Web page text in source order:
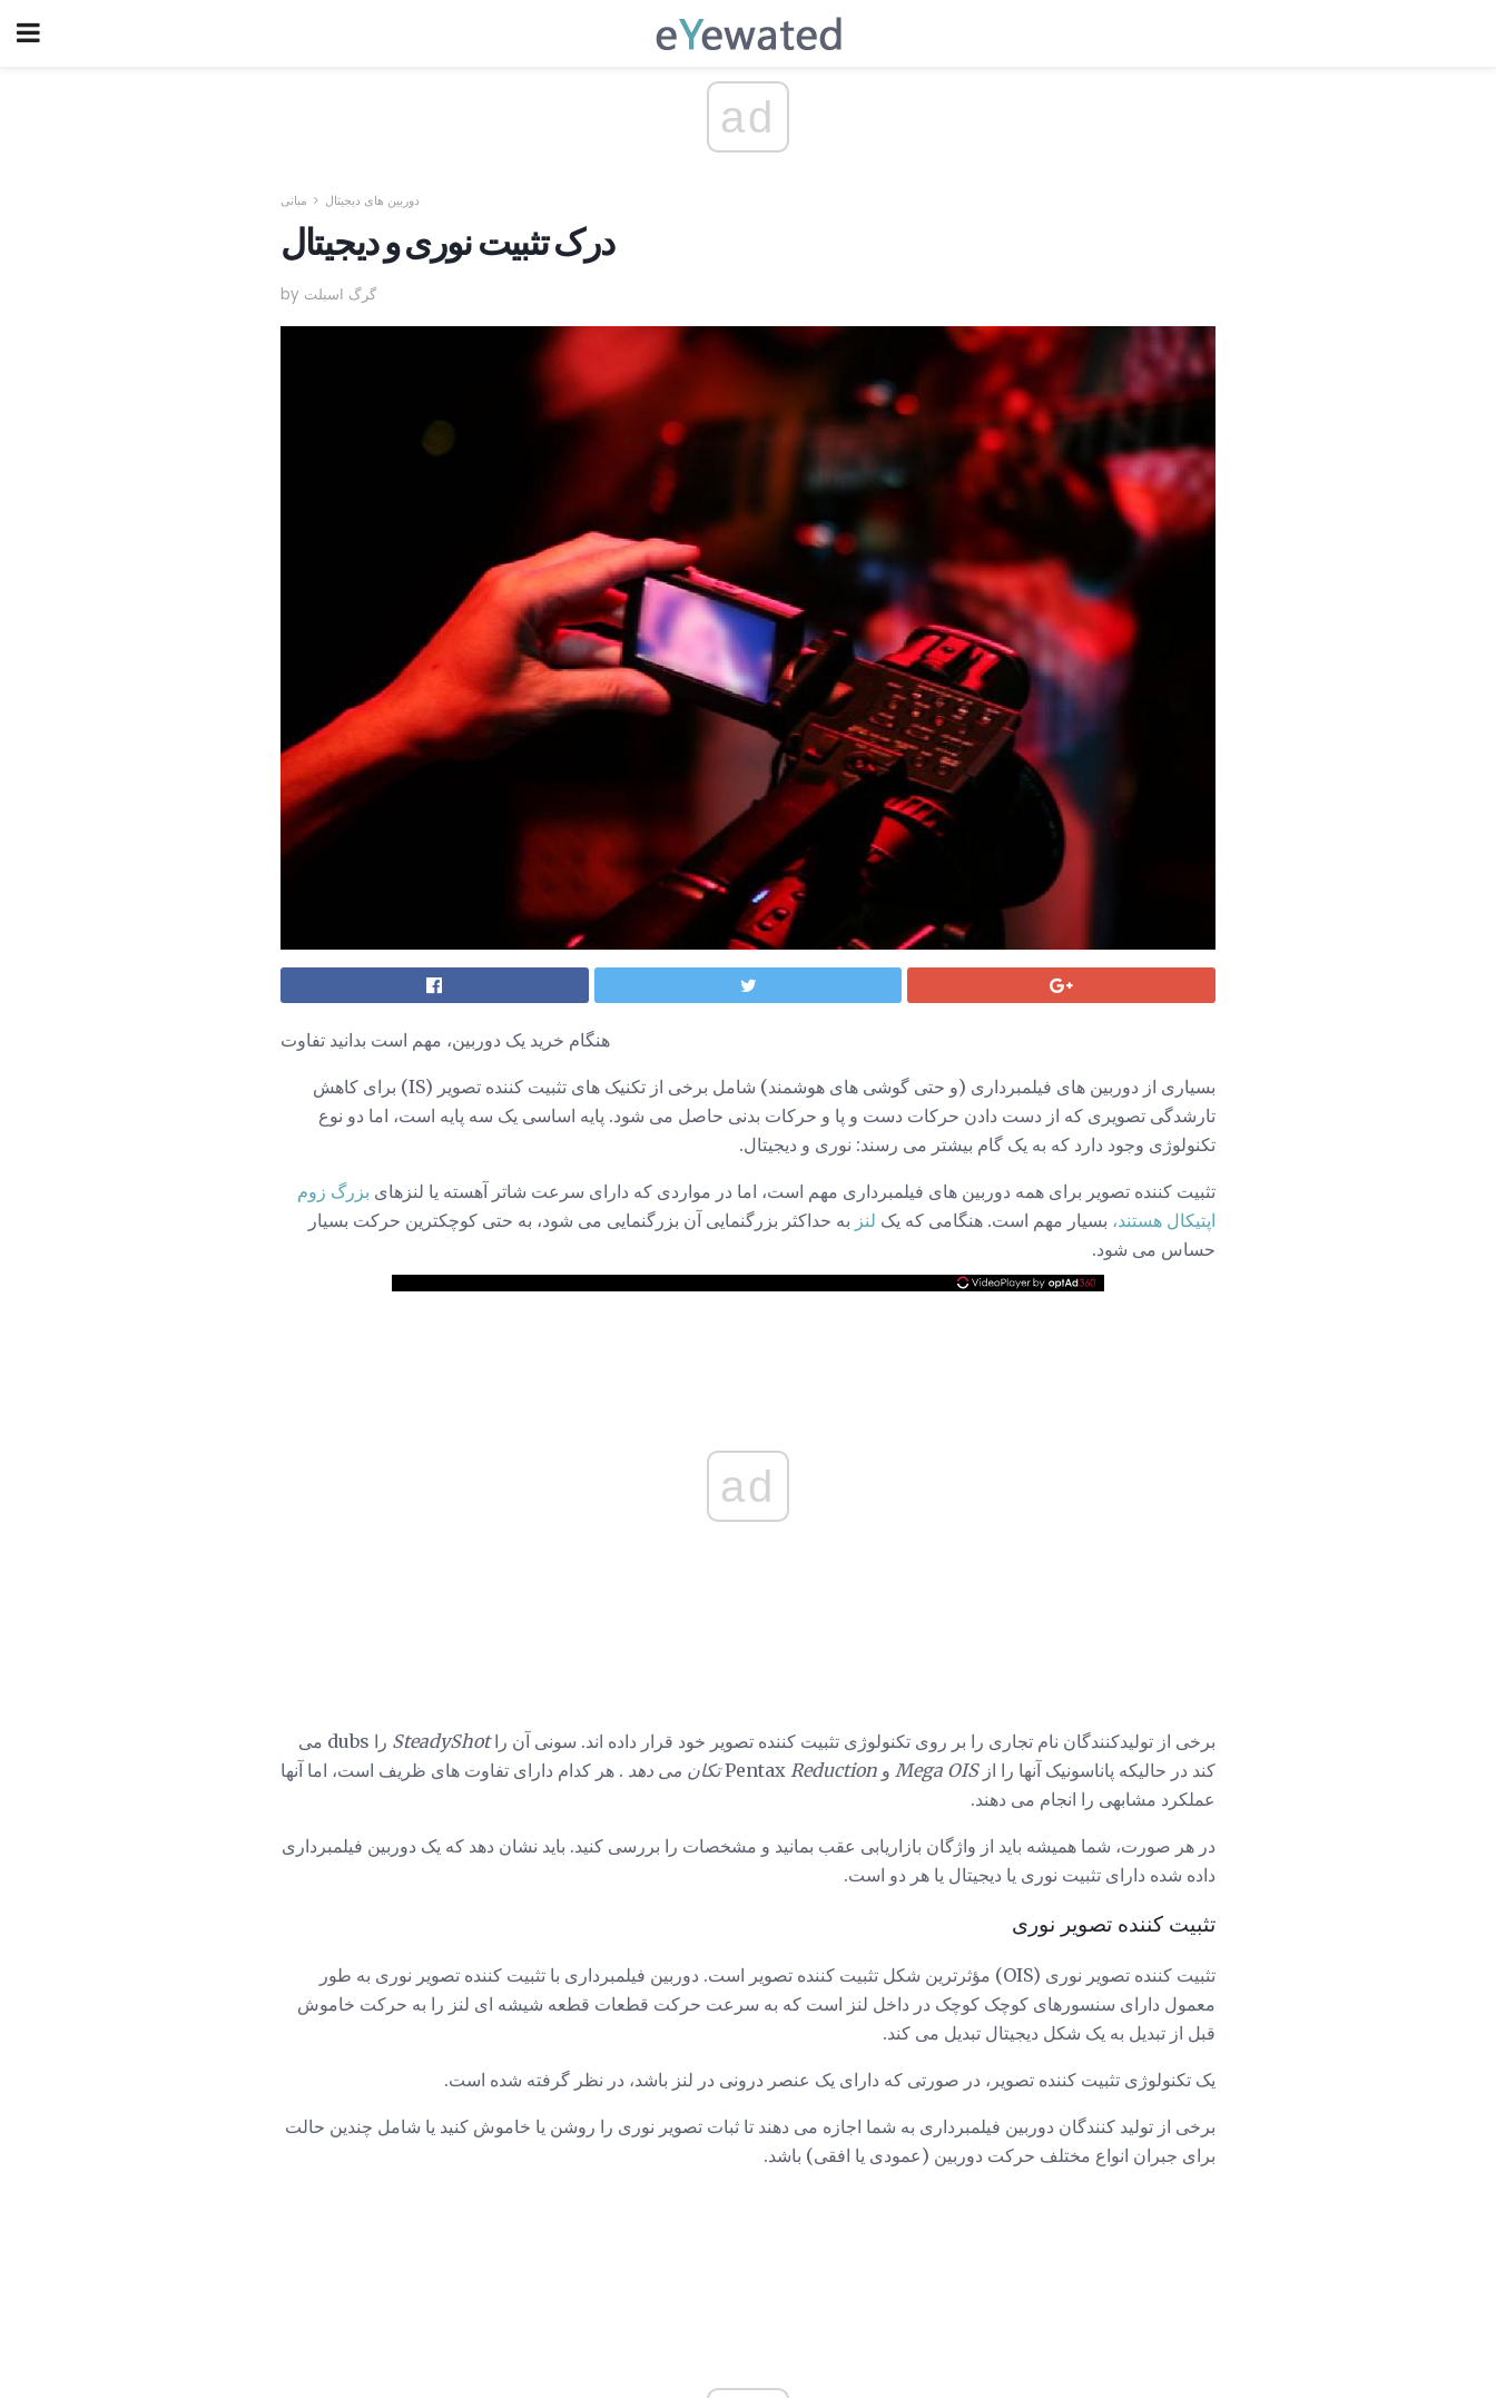
ad
دوربین های دیجیتال مبانی
درک تثبیت نوری و دیجیتال
by گرگ اسبلت
هنگام خرید یک دوربین، مهم است بدانید تفاوت
بسیاری از دوربین های فیلمبرداری (و حتی گوشی های هوشمند) شامل برخی از تکنیک های تثبیت کننده تصویر (IS) برای کاهش
تارشدگی تصویری که از دست دادن حرکات دست و پا و حرکات بدنی حاصل می شود. پایه اساسی یک سه پایه است، اما دو نوع
تکنولوژی وجود دارد که به یک گام بیشتر می رسند: نوری و دیجیتال.
تثبیت کننده تصویر برای همه دوربین های فیلمبرداری مهم است، اما در مواردی که دارای سرعت شاتر آهسته یا لنزهای بزرگ زوم
اپتیکال هستند، بسیار مهم است. هنگامی که یک لنز به حداکثر بزرگنمایی آن بزرگنمایی می شود، به حتی کوچکترین حرکت بسیار
حساس می شود.
ad
برخی از تولیدکنندگان نام تجاری را بر روی تکنولوژی تثبیت کننده تصویر خود قرار داده اند. سونی آن راSteadyShot
را dubs می
کند در حالیکه پاناسونیک آنها را ازMega OIS و Pentax Reduction تکان می دهد
. هر کدام دارای تفاوت های ظریف است، اما آنها
عملکرد مشابهی را انجام می دهند.
در هر صورت، شما همیشه باید از واژگان بازاریابی عقب بمانید و مشخصات را بررسی کنید. باید نشان دهد که یک دوربین فیلمبرداری
داده شده دارای تثبیت نوری یا دیجیتال یا هر دو است.
تثبیت کننده تصویر نوری
تثبیت کننده تصویر نوری (OIS) مؤثرترین شکل تثبیت کننده تصویر است. دوربین فیلمبرداری با تثبیت کننده تصویر نوری به طور
معمول دارای سنسورهای کوچک کوچک در داخل لنز است که به سرعت حرکت قطعات قطعه شیشه ای لنز را به حرکت خاموش
قبل از تبدیل به یک شکل دیجیتال تبدیل می کند.
یک تکنولوژی تثبیت کننده تصویر، در صورتی که دارای یک عنصر درونی در لنز باشد، در نظر گرفته شده است.
برخی از تولید کنندگان دوربین فیلمبرداری به شما اجازه می دهند تا ثبات تصویر نوری را روشن یا خاموش کنید یا شامل چندین حالت
برای جبران انواع مختلف حرکت دوربین (عمودی یا افقی) باشد.